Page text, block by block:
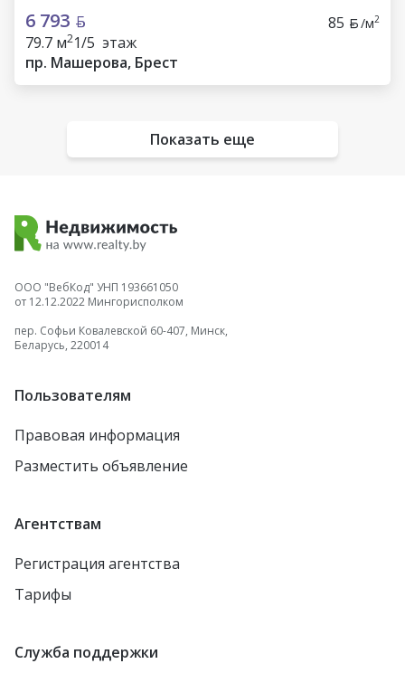
6 793 85 /м2
79.7 м21/5 этаж
пр. Машерова, Брест
Показать еще
ООО "ВебКод" УНП 193661050
от 12.12.2022 Мингорисполком
пер. Софьи Ковалевской 60-407, Минск,
Беларусь, 220014
Пользователям
Правовая информация
Разместить объявление
Агентствам
Регистрация агентства
Тарифы
Служба поддержки